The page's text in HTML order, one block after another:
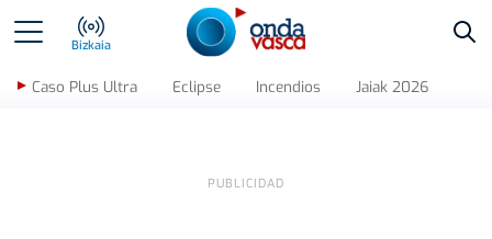
Bizkaia
Caso Plus Ultra Eclipse Incendios Jaiak 2026